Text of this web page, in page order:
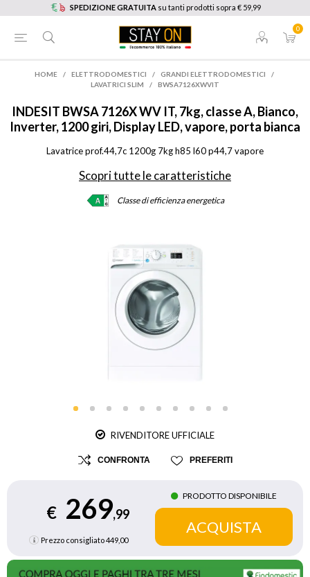
SPEDIZIONE GRATUITA su tanti prodotti sopra € 59,99
0
HOME / ELETTRODOMESTICI / GRANDI ELETTRODOMESTICI
/
LAVATRICI SLIM
/ BWSA7126XWVIT
INDESIT BWSA 7126X WV IT, 7kg, classe A, Bianco,
Inverter, 1200 giri, Display LED, vapore, porta bianca
Lavatrice prof.44,7c 1200g 7kg h85 l60 p44,7 vapore
Scopri tutte le caratteristiche
Classe di efficienza energetica
RIVENDITORE UFFICIALE
CONFRONTA PREFERITI
€ 269,99
Prezzo consigliato449,00
PRODOTTO DISPONIBILE